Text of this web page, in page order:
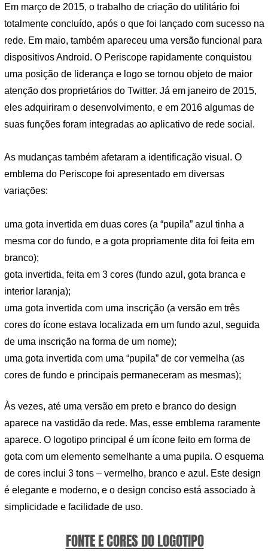
Em março de 2015, o trabalho de criação do utilitário foi
totalmente concluído, após o que foi lançado com sucesso na
rede. Em maio, também apareceu uma versão funcional para
dispositivos Android. O Periscope rapidamente conquistou
uma posição de liderança e logo se tornou objeto de maior
atenção dos proprietários do Twitter. Já em janeiro de 2015,
eles adquiriram o desenvolvimento, e em 2016 algumas de
suas funções foram integradas ao aplicativo de rede social.
As mudanças também afetaram a identificação visual. O
emblema do Periscope foi apresentado em diversas
variações:
uma gota invertida em duas cores (a “pupila” azul tinha a
mesma cor do fundo, e a gota propriamente dita foi feita em
branco);
gota invertida, feita em 3 cores (fundo azul, gota branca e
interior laranja);
uma gota invertida com uma inscrição (a versão em três
cores do ícone estava localizada em um fundo azul, seguida
de uma inscrição na forma de um nome);
uma gota invertida com uma “pupila” de cor vermelha (as
cores de fundo e principais permaneceram as mesmas);
Às vezes, até uma versão em preto e branco do design
aparece na vastidão da rede. Mas, esse emblema raramente
aparece. O logotipo principal é um ícone feito em forma de
gota com um elemento semelhante a uma pupila. O esquema
de cores inclui 3 tons – vermelho, branco e azul. Este design
é elegante e moderno, e o design conciso está associado à
simplicidade e facilidade de uso.
FONTE E CORES DO LOGOTIPO